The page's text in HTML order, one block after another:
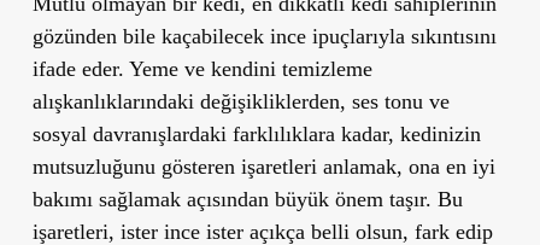
gözünden bile kaçabilecek ince ipuçlarıyla sıkıntısını
ifade eder. Yeme ve kendini temizleme
alışkanlıklarındaki değişikliklerden, ses tonu ve
sosyal davranışlardaki farklılıklara kadar, kedinizin
mutsuzluğunu gösteren işaretleri anlamak, ona en iyi
bakımı sağlamak açısından büyük önem taşır. Bu
işaretleri, ister ince ister açıkça belli olsun, fark edip